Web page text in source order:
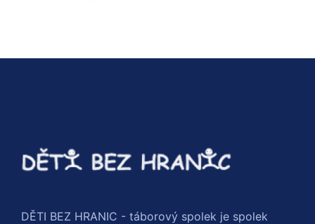
DĚTI BEZ HRANIC - táborový spolek je spolek